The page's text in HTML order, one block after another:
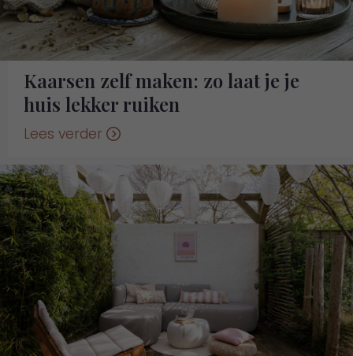
Kaarsen zelf maken: zo laat je je
huis lekker ruiken
Lees verder